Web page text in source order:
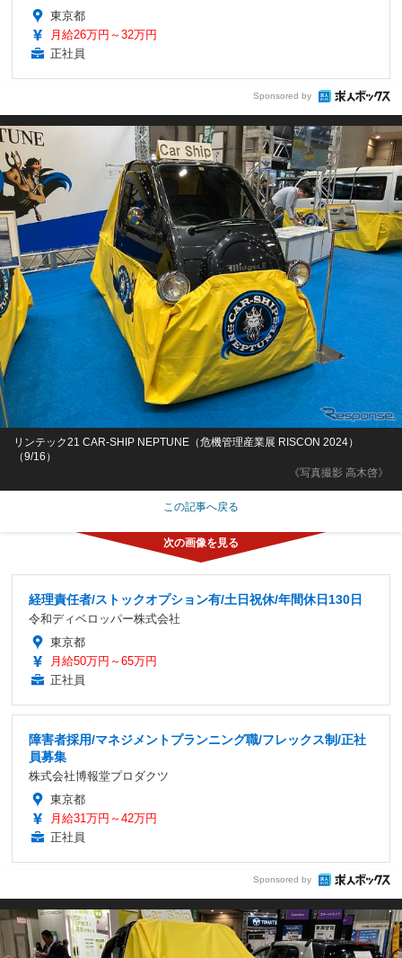
東京都
月給26万円～32万円
正社員
Sponsored by
《写真撮影 高木啓》
リンテック21 CAR-SHIP NEPTUNE（危機管理産業展 RISCON 2024）
（9/16）
この記事へ戻る
経理責任者/ストックオプション有/土日祝休/年間休日130日
令和ディベロッパー株式会社
東京都
月給50万円～65万円
正社員
障害者採用/マネジメントプランニング職/フレックス制/正社
員募集
株式会社博報堂プロダクツ
東京都
月給31万円～42万円
正社員
Sponsored by